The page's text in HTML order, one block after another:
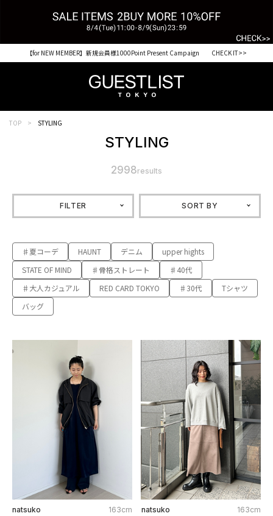
【for NEW MEMBER】新規会員様1000Point Present Campaign CHECK IT>>
TOP STYLING
STYLING
2998results
FILTER SORT BY
♯夏コーデ HAUNT デニム
upper hights
STATE OF MIND
♯骨格ストレート
♯40代
♯大人カジュアル
RED CARD TOKYO ♯30代
Tシャツ
バッグ
natsuko 163cm natsuko 163cm